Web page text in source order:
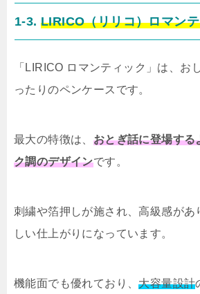
1-3. LIRICO（リリコ）ロマン
「LIRICO ロマンティック」は、お
ったりのペンケースです。
最大の特徴は、 おとぎ話に登場する
ク調のデザインです。
刺繍や箔押しが施され、高級感があ
しい仕上がりになっています。
機能面でも優れており、大容量設計